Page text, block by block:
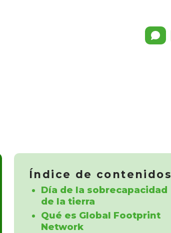
Índice de contenidos
Día de la sobrecapacidad
de la tierra
Qué es Global Footprint
Network